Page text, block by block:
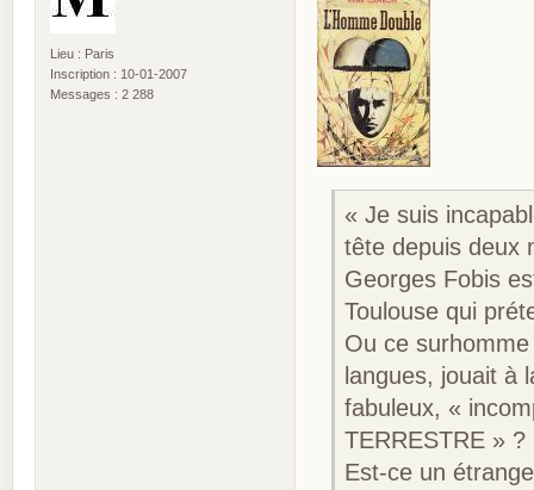
Lieu : Paris
Inscription : 10-01-2007
Messages : 2 288
« Je suis
tête depuis deux
Georges Fobis
Toulouse qui
Ou ce
langues, jouait à
fabuleux, «
TERRESTRE » ?
Est-ce un